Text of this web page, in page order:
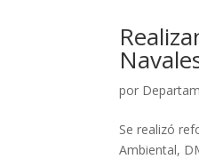
por
Se realizó
Ambiental,